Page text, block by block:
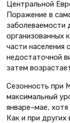
Центральной
Поражение в
заболеваемости
организованных
части населения
недостаточной
затем
Сезонность при
максимальный
январе–мае,
Как и при